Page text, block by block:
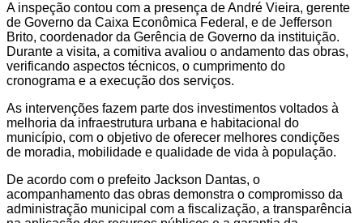
A inspeção contou com a presença de André Vieira, gerente
de Governo da Caixa Econômica Federal, e de Jefferson
Brito, coordenador da Gerência de Governo da instituição.
Durante a visita, a comitiva avaliou o andamento das obras,
verificando aspectos técnicos, o cumprimento do
cronograma e a execução dos serviços.
As intervenções fazem parte dos investimentos voltados à
melhoria da infraestrutura urbana e habitacional do
município, com o objetivo de oferecer melhores condições
de moradia, mobilidade e qualidade de vida à população.
De acordo com o prefeito Jackson Dantas, o
acompanhamento das obras demonstra o compromisso da
administração municipal com a fiscalização, a transparência